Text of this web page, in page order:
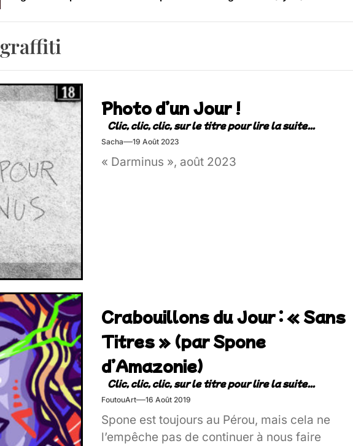
Retrouvez-nous au Bos’Tock Festival – Samedi 18 juillet (Vaulx-en-Velin)
graffiti
Photo d’un Jour !
Sacha 19 Août 2023
« Darminus », août 2023
Crabouillons du Jour : « Sans
Titres » (par Spone
d’Amazonie)
FoutouArt 16 Août 2019
Spone est toujours au Pérou, mais cela ne
l’empêche pas de continuer à nous faire